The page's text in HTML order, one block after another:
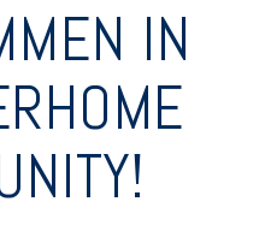
IN